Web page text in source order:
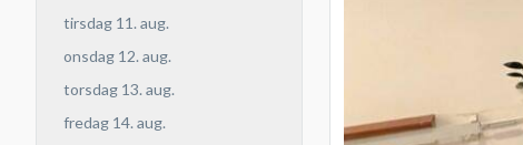
tirsdag 11. aug.
onsdag 12. aug.
torsdag 13. aug.
fredag 14. aug.